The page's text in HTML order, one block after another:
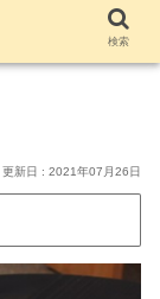
2021年07月26日
検索